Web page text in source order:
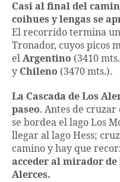
Casi al final del
coihues y lengas se
El recorrido termina
Tronador, cuyos picos
el Argentino (3410
y Chileno (3470 mts.).
La Cascada de Los
paseo. Antes de
se bordea el lago Los
llegar al lago Hess;
camino y hay que
acceder al mirador de
Alerces.